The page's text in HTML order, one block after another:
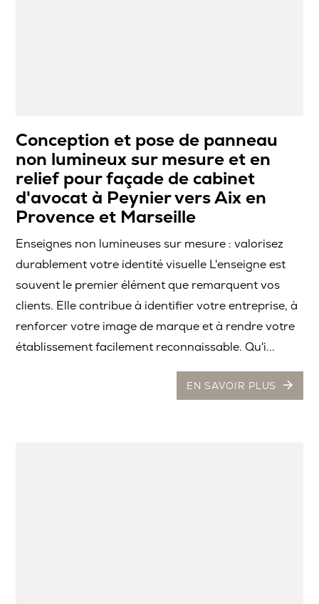
Conception et pose de panneau
non lumineux sur mesure et en
relief pour façade de cabinet
d'avocat à Peynier vers Aix en
Provence et Marseille
Enseignes non lumineuses sur mesure : valorisez
durablement votre identité visuelle L'enseigne est
souvent le premier élément que remarquent vos
clients. Elle contribue à identifier votre entreprise, à
renforcer votre image de marque et à rendre votre
établissement facilement reconnaissable. Qu'i...
EN SAVOIR PLUS